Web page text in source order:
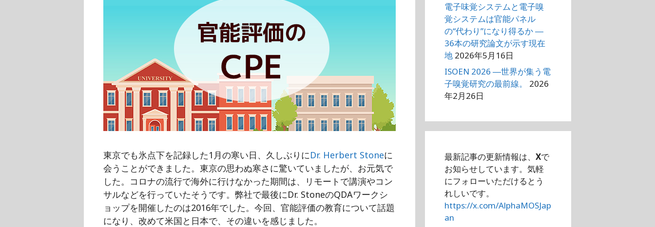
東京でも氷点下を記録した1月の寒い日、久しぶりにDr. Herbert Stoneに
会うことができました。東京の思わぬ寒さに驚いていましたが、お元気で
した。コロナの流行で海外に行けなかった期間は、リモートで講演やコン
サルなどを行っていたそうです。弊社で最後にDr. StoneのQDAワークシ
ョップを開催したのは2016年でした。今回、官能評価の教育について話題
になり、改めて米国と日本で、その違いを感じました。
電子味覚システムと電子嗅
覚システムは官能パネル
の“代わり”になり得るか ―
36本の研究論文が示す現在
地 2026年5月16日
ISOEN 2026 ―世界が集う電
子嗅覚研究の最前線。
2026
年2月26日
最新記事の更新情報は、 Xで
お知らせしています。気軽
にフォローいただけるとう
れしいです。
https://x.com/AlphaMOSJap
an